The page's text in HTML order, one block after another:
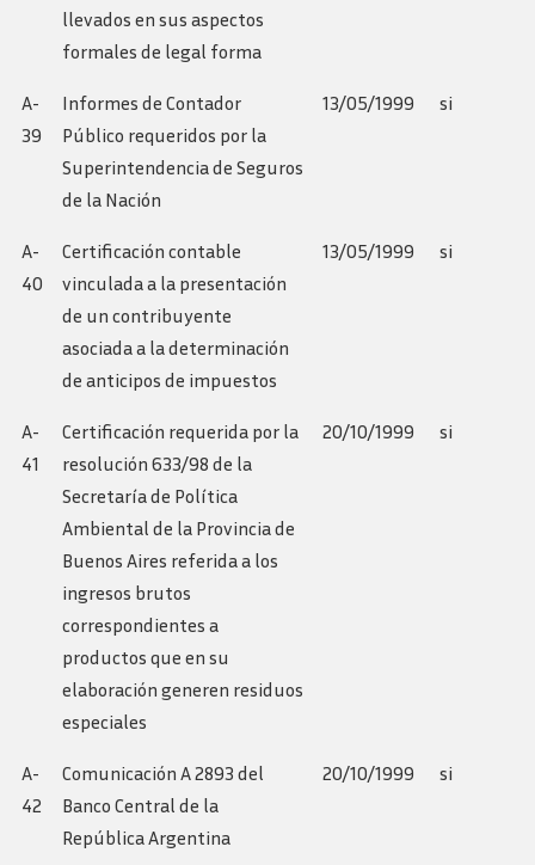
llevados en sus aspectos
formales de legal forma
A-
39
Informes de Contador
Público requeridos por la
Superintendencia de Seguros
de la Nación
13/05/1999 si
A-
40
Certificación contable
vinculada a la presentación
de un contribuyente
asociada a la determinación
de anticipos de impuestos
13/05/1999 si
A-
41
Certificación requerida por la
resolución 633/98 de la
Secretaría de Política
Ambiental de la Provincia de
Buenos Aires referida a los
ingresos brutos
correspondientes a
productos que en su
elaboración generen residuos
especiales
20/10/1999 si
A-
42
Comunicación A 2893 del
Banco Central de la
República Argentina
20/10/1999 si